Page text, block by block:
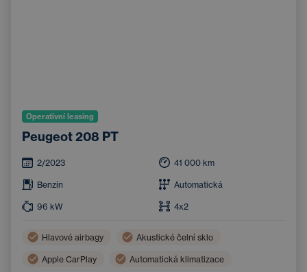
Operativní leasing
Peugeot 208 PT
2/2023 41 000 km
Benzín Automatická
96 kW 4x2
Hlavové airbagy Akustické čelní sklo
Apple CarPlay Automatická klimatizace